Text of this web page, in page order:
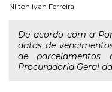
Nilton Ivan Ferreira
De acordo com a
datas de
de parcelamentos
Procuradoria Geral